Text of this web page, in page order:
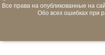
Все права на опубликованные на
Обо всех ошибках при